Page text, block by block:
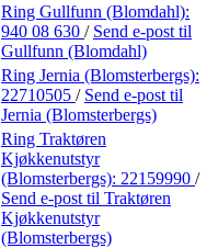
Ring Gullfunn (Blomdahl):
940 08 630 / Send e-post til
Gullfunn (Blomdahl)
Ring Jernia (Blomsterbergs):
22710505 / Send e-post til
Jernia (Blomsterbergs)
Ring Traktøren
Kjøkkenutstyr
(Blomsterbergs): 22159990 /
Send e-post til Traktøren
Kjøkkenutstyr
(Blomsterbergs)